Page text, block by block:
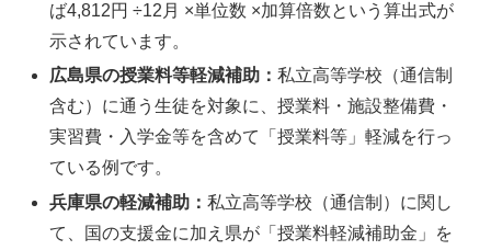
ば4,812円 ÷12月 ×単位数 ×加算倍数という算出式が
示されています。
広島県の授業料等軽減補助：私立高等学校（通信制
含む）に通う生徒を対象に、授業料・施設整備費・
実習費・入学金等を含めて「授業料等」軽減を行っ
ている例です。
兵庫県の軽減補助：私立高等学校（通信制）に関し
て、国の支援金に加え県が「授業料軽減補助金」を